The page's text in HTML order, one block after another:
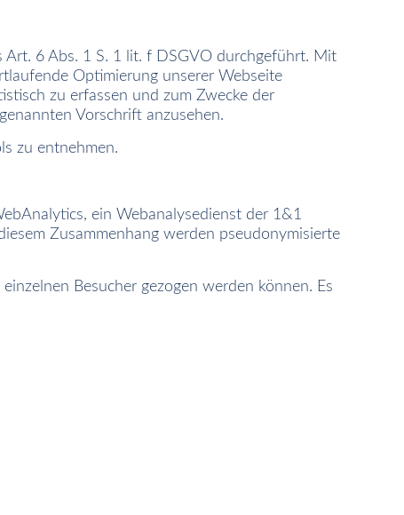
Art. 6 Abs. 1 S. 1 lit. f DSGVO durchgeführt. Mit
Optimierung unserer Webseite
zu erfassen und zum Zwecke der
Vorschrift anzusehen.
zu entnehmen.
ein Webanalysedienst der 1&1
Zusammenhang werden pseudonymisierte
Besucher gezogen werden können. Es